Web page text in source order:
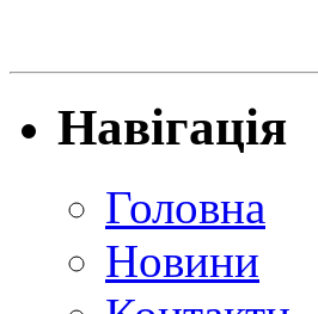
Навігація
Головна
Новини